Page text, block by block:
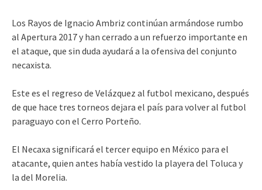
Los Rayos de Ignacio Ambriz continúan armándose rumbo
al Apertura 2017 y han cerrado a un refuerzo importante en
el ataque, que sin duda ayudará a la ofensiva del conjunto
necaxista.
Este es el regreso de Velázquez al futbol mexicano, después
de que hace tres torneos dejara el país para volver al futbol
paraguayo con el Cerro Porteño.
El Necaxa significará el tercer equipo en México para el
atacante, quien antes había vestido la playera del Toluca y
la del Morelia.